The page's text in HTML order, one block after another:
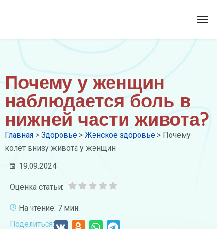
Почему у женщин
наблюдается боль в
нижней части живота?
Главная > Здоровье > Женское здоровье > Почему
колет внизу живота у женщин
19.09.2024
Оценка статьи:
На чтение: 7 мин.
Поделиться: